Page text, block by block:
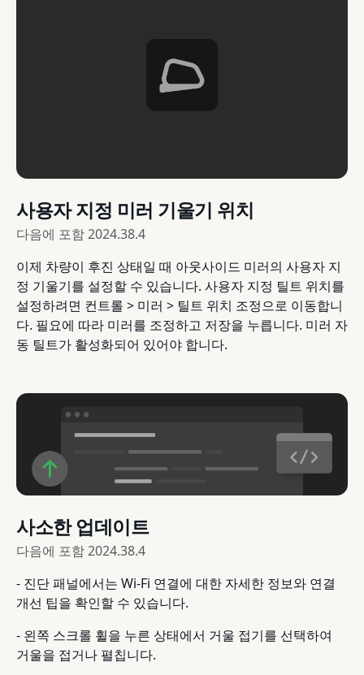
사용자 지정 미러 기울기 위치
다음에 포함2024.38.4
이제 차량이 후진 상태일 때 아웃사이드 미러의 사용자 지
정 기울기를 설정할 수 있습니다. 사용자 지정 틸트 위치를
설정하려면 컨트롤 > 미러 > 틸트 위치 조정으로 이동합니
다. 필요에 따라 미러를 조정하고 저장을 누릅니다. 미러 자
동 틸트가 활성화되어 있어야 합니다.
사소한 업데이트
다음에 포함2024.38.4
- 진단 패널에서는 Wi-Fi 연결에 대한 자세한 정보와 연결
개선 팁을 확인할 수 있습니다.
- 왼쪽 스크롤 휠을 누른 상태에서 거울 접기를 선택하여
거울을 접거나 펼칩니다.